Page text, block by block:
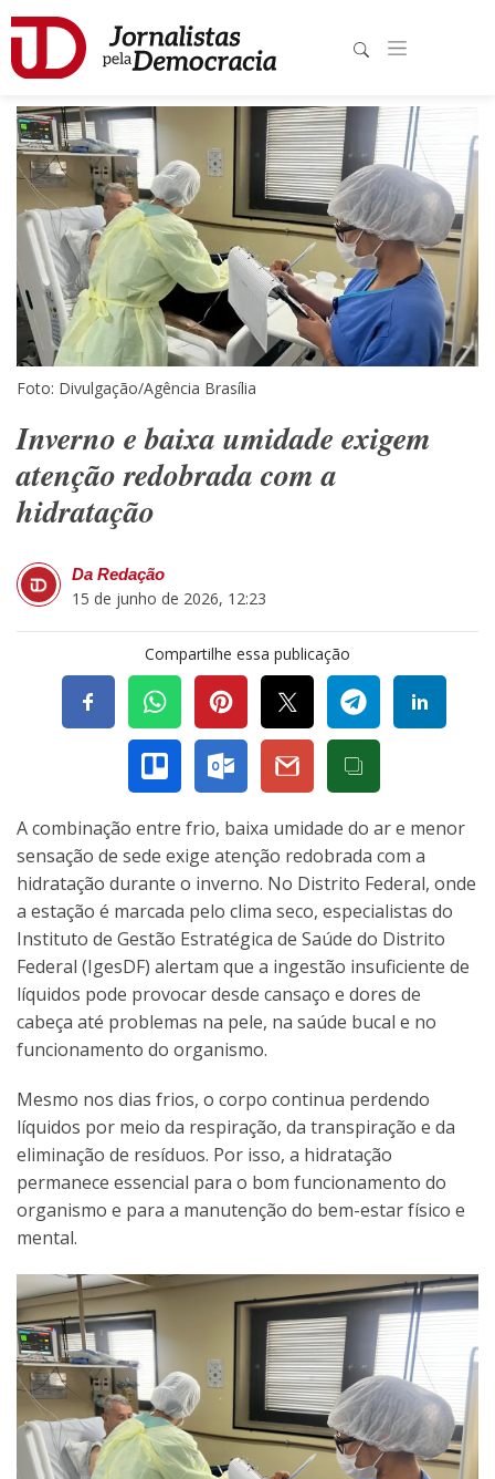
Foto: Divulgação/Agência Brasília
Inverno e baixa umidade exigem
atenção redobrada com a
hidratação
Da Redação
15 de junho de 2026, 12:23
Compartilhe essa publicação
A combinação entre frio, baixa umidade do ar e menor
sensação de sede exige atenção redobrada com a
hidratação durante o inverno. No Distrito Federal, onde
a estação é marcada pelo clima seco, especialistas do
Instituto de Gestão Estratégica de Saúde do Distrito
Federal (IgesDF) alertam que a ingestão insuficiente de
líquidos pode provocar desde cansaço e dores de
cabeça até problemas na pele, na saúde bucal e no
funcionamento do organismo.
Mesmo nos dias frios, o corpo continua perdendo
líquidos por meio da respiração, da transpiração e da
eliminação de resíduos. Por isso, a hidratação
permanece essencial para o bom funcionamento do
organismo e para a manutenção do bem-estar físico e
mental.